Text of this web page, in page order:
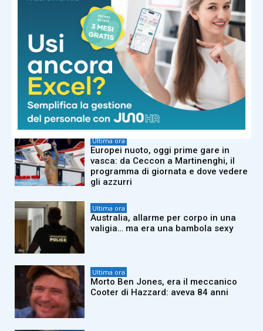
Ultima ora
Porto di Civitavecchia, concluso con
successo primo rifornimento di Gnl a
una nave da crociera
Ultima ora
Meloni e la premier danese
Frederiksen: “Unite per difendere
Europa, no a immigrazione
incontrollata”
Ultima ora
Europei nuoto, oggi prime gare in
vasca: da Ceccon a Martinenghi, il
programma di giornata e dove vedere
gli azzurri
Ultima ora
Australia, allarme per corpo in una
valigia… ma era una bambola sexy
Ultima ora
Morto Ben Jones, era il meccanico
Cooter di Hazzard: aveva 84 anni